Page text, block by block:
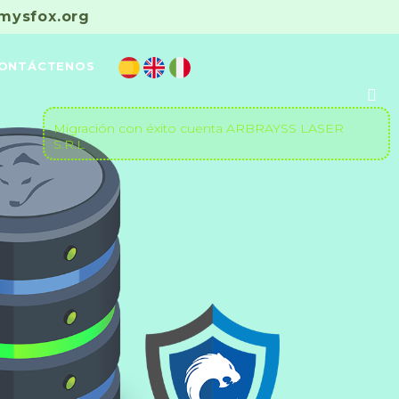
Se registro la nueva cuenta ACERO
COMERCIAL & CIA. S.A.C.
Migración con éxito cuenta ARBRAYSS LASER
S.R.L
El registro se realizó con éxito, nueva cuenta
ENVIROCHEM INGENIEROS S.A.C.
Nueva cuenta registrada MASTER
SEGURIDAD CORPORATIVA S.A.C.
Se unió con éxito CORPORACION ALESVA
SAC